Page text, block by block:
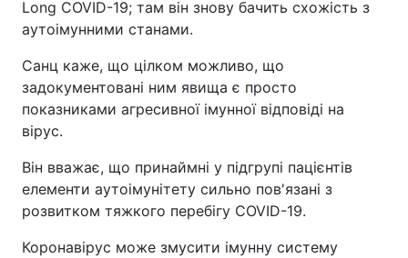
Long COVID-19; там він знову бачить схожість з
аутоімунними станами.
Санц каже, що цілком можливо, що
задокументовані ним явища є просто
показниками агресивної імунної відповіді на
вірус.
Він вважає, що принаймні у підгрупі пацієнтів
елементи аутоімунітету сильно пов'язані з
розвитком тяжкого перебігу COVID-19.
Коронавірус може змусити імунну систему